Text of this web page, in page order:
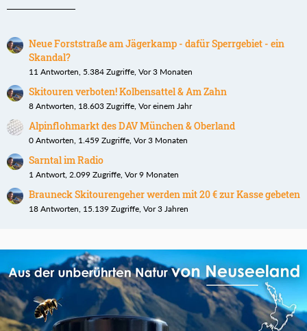
Neue Forststraße am Jägerkamp - dafür Sperrgebiet - ein
Skandal?
11 Antworten, 5.384 Zugriffe, Vor 3 Monaten
Skitouren verboten! Kolbensattel & Am Zahn
8 Antworten, 18.603 Zugriffe, Vor einem Jahr
Alpinflohmarkt des DAV München & Oberland
0 Antworten, 1.459 Zugriffe, Vor 3 Monaten
Sarntal im Radio
1 Antwort, 2.099 Zugriffe, Vor 9 Monaten
Brauneck Skitourengeher werden mit 20 € zur Kasse gebeten
18 Antworten, 15.139 Zugriffe, Vor 3 Jahren